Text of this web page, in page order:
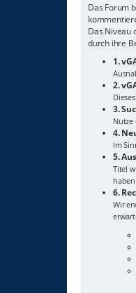
Das Forum
Das Niveau
durch ihre
1.
2.
3.
4.
Im
5.
Titel
6.
Wir